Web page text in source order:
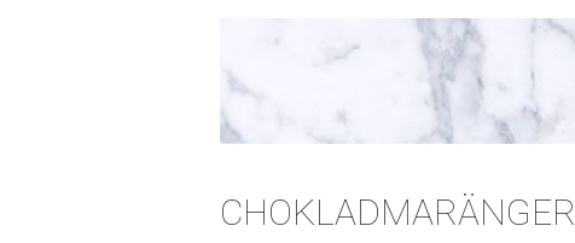
CHOKLADMARÄNGER